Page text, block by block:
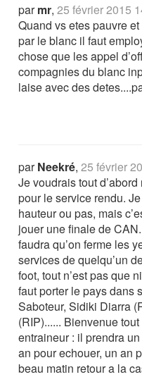
parmr,25 février 2015
Quand vs etes pauvre
par le blanc il faut
chose que les appel
compagnies du blanc
laise avec des
parNeekré,25 février
Je voudrais tout
pour le service rendu.
hauteur ou pas, mais
jouer une finale de
faudra qu’on ferme les
services de quelqu’un
foot, tout n’est pas que
faut porter le pays
Saboteur, Sidiki Diarra
(RIP)...... Bienvenue
entraineur : il prendra
an pour echouer, un an
beau matin retour a la